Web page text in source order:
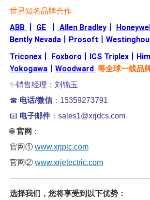
世界知名品牌合作
ABB GE Allen Bradley
Bently Nevada
Prosoft
Triconex
Foxboro ICS Triplex
Yokogawa
Woodward 等全球一线品
✨销售经理：刘锦玉
☎ 电话/微信：15359273791
📧 电子邮件：sales1@xrjdcs.com
🌐官网 ：
官网① www.xrjplc.com
官网② www.xrjelectric.com
选择我们，您将享受到以下优势：